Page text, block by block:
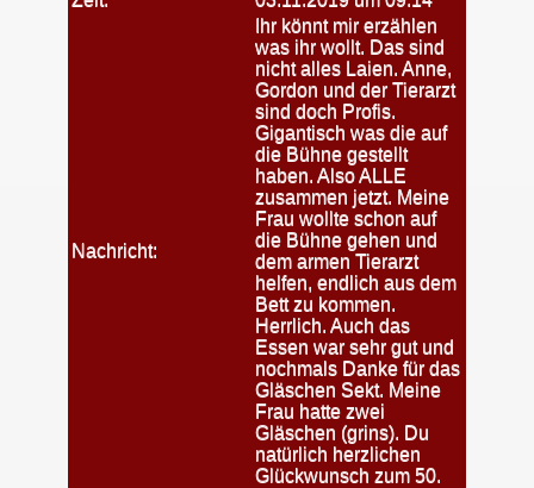
Nachricht:
Ihr könnt mir erzählen
was ihr wollt. Das sind
nicht alles Laien. Anne,
Gordon und der Tierarzt
sind doch Profis.
Gigantisch was die auf
die Bühne gestellt
haben. Also ALLE
zusammen jetzt. Meine
Frau wollte schon auf
die Bühne gehen und
dem armen Tierarzt
helfen, endlich aus dem
Bett zu kommen.
Herrlich. Auch das
Essen war sehr gut und
nochmals Danke für das
Gläschen Sekt. Meine
Frau hatte zwei
Gläschen (grins). Du
natürlich herzlichen
Glückwunsch zum 50.